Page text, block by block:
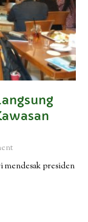
mendesak presiden